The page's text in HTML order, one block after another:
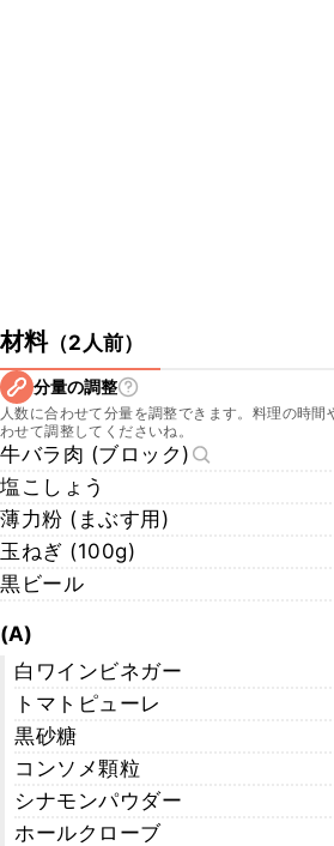
材料（2人前）
分量の調整
人数に合わせて分量を調整できます。料理の時
わせて調整してくださいね。
牛バラ肉 (ブロック)
塩こしょう
薄力粉 (まぶす用)
玉ねぎ (100g)
黒ビール
(A)
白ワインビネガー
トマトピューレ
黒砂糖
コンソメ顆粒
シナモンパウダー
ホールクローブ